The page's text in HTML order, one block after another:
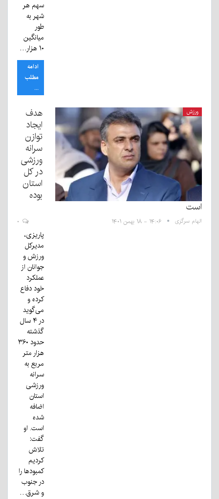
سهم هر
شهر به
طور
میانگین
۱۰ هزار…
ادامه
مطلب
...
ورزش
هدف
ایجاد
توازن
سرانه
ورزشی
در کل
استان
بوده
است
الهام سرگزی ۱۴:۰۶ - ۱۸ بهمن ۱۴۰۱
پاریزی،
مدیرکل
ورزش و
جوانان از
عملکرد
خود دفاع
کرده و
می‌گوید
در ۴ سال
گذشته
حدود ۳۶۰
هزار متر
مربع به
سرانه
ورزشی
استان
اضافه
شده
است. او
گفت:
تلاش
کردیم
کمبودها را
در جنوب
و شرق…